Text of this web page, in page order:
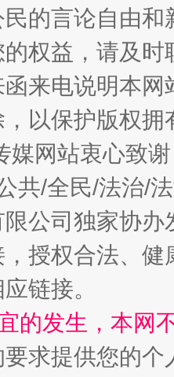
子
的言论自由
权益，请及
来电说明本
以保护版权
媒网站衷心致
共/全民/法治/
公司独家协
授权合法、
链接。
的发生，本网
求提供您的个